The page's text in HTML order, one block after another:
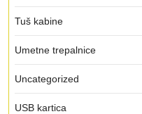
Tuš kabine
Umetne trepalnice
Uncategorized
USB kartica